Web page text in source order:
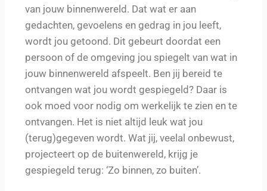
van jouw binnenwereld. Dat wat er aan
gedachten, gevoelens en gedrag in jou leeft,
wordt jou getoond. Dit gebeurt doordat een
persoon of de omgeving jou spiegelt van wat in
jouw binnenwereld afspeelt. Ben jij bereid te
ontvangen wat jou wordt gespiegeld? Daar is
ook moed voor nodig om werkelijk te zien en te
ontvangen. Het is niet altijd leuk wat jou
(terug)gegeven wordt. Wat jij, veelal onbewust,
projecteert op de buitenwereld, krijg je
gespiegeld terug: ‘Zo binnen, zo buiten’.